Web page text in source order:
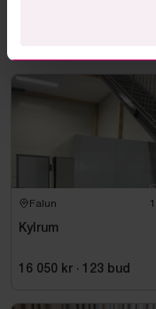
Mer från samma
Falun
Kylrum
16 050 kr · 123 bud